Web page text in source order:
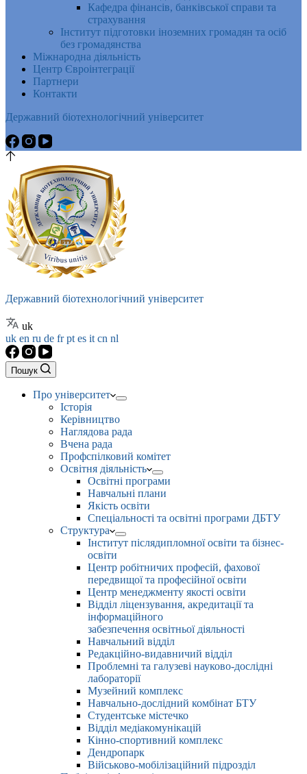
Кафедра фінансів, банківської справи та
страхування
Інститут підготовки іноземних громадян та осіб
без громадянства
Міжнародна діяльність
Центр Євроінтеграції
Партнери
Контакти
Державний біотехнологічний університет
Державний біотехнологічний університет
uk
uk en ru de frpt es it cn nl
Пошук
Про університет
Історія
Керівництво
Наглядова рада
Вчена рада
Профспілковий комітет
Освітня діяльність
Освітні програми
Навчальні плани
Якість освіти
Спеціальності та освітні програми ДБТУ
Структура
Інститут післядипломної освіти та бізнес-
освіти
Центр робітничих професій, фахової
передвищої та професійної освіти
Центр менеджменту якості освіти
Відділ ліцензування, акредитації та
інформаційного
забезпечення освітньої діяльності
Навчальний відділ
Редакційно-видавничий відділ
Проблемні та галузеві науково-дослідні
лабораторії
Музейний комплекс
Навчально-дослідний комбінат БТУ
Студентське містечко
Відділ медіакомунікацій
Кінно-спортивний комплекс
Дендропарк
Військово-мобілізаційний підрозділ